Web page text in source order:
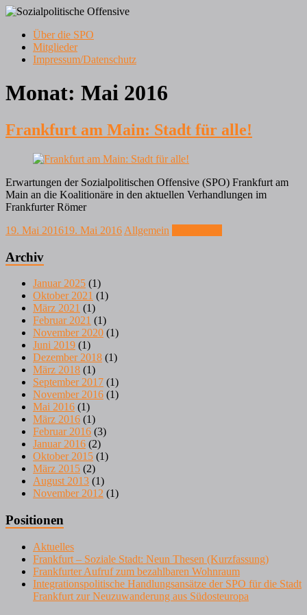
Zum
springen
Sozialpolitische Offensive
Frankfurt am Main
Menü
Über die SPO
Mitglieder
Impressum/Datenschutz
Monat: Mai 2016
Frankfurt am Main: Stadt für alle!
Erwartungen der Sozialpolitischen Offensive (SPO) Frankfurt am
Main an die Koalitionäre in den aktuellen Verhandlungen im
Frankfurter Römer
19. Mai 201619. Mai 2016 Allgemein
Archiv
Januar 2025 (1)
Oktober 2021 (1)
März 2021 (1)
Februar 2021 (1)
November 2020 (1)
Juni 2019 (1)
Dezember 2018 (1)
März 2018 (1)
September 2017 (1)
November 2016 (1)
Mai 2016 (1)
März 2016 (1)
Februar 2016 (3)
Januar 2016 (2)
Oktober 2015 (1)
März 2015 (2)
August 2013 (1)
November 2012 (1)
Positionen
Aktuelles
Frankfurt – Soziale Stadt: Neun Thesen (Kurzfassung)
Frankfurter Aufruf zum bezahlbaren Wohnraum
Integrationspolitische Handlungsansätze der SPO für die Stadt
Frankfurt zur Neuzuwanderung aus Südosteuropa